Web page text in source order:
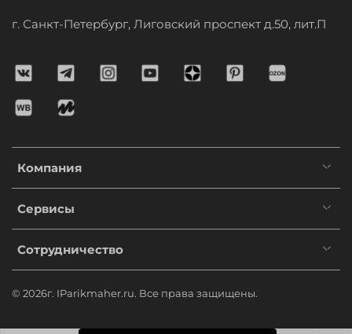
Компания
Сервисы
Сотрудничество
г. Санкт-Петербург, Лиговский проспект д.50, лит.П
© 2026г. IParikmaher.ru. Все права защищены.